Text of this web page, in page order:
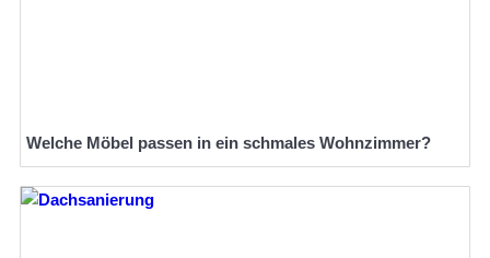
Welche Möbel passen in ein schmales Wohnzimmer?